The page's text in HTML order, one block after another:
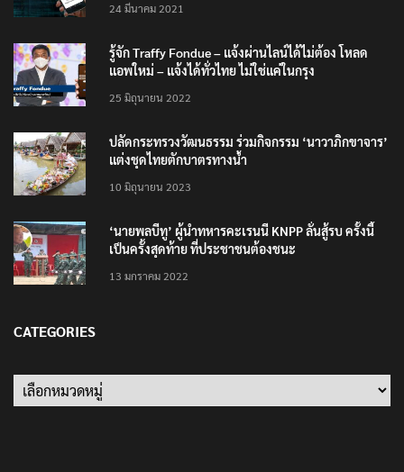
24 มีนาคม 2021
รู้จัก Traffy Fondue – แจ้งผ่านไลน์ได้ไม่ต้อง โหลด
แอพใหม่ – แจ้งได้ทั่วไทย ไม่ใช่แค่ในกรุง
25 มิถุนายน 2022
ปลัดกระทรวงวัฒนธรรม ร่วมกิจกรรม ‘นาวาภิกขาจาร’
แต่งชุดไทยตักบาตรทางน้ำ
10 มิถุนายน 2023
‘นายพลบีทู’ ผู้นำทหารคะเรนนี KNPP ลั่นสู้รบ ครั้งนี้
เป็นครั้งสุดท้าย ที่ประชาชนต้องชนะ
13 มกราคม 2022
CATEGORIES
Categories